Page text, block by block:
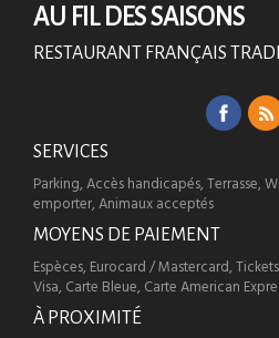
AU FIL DES SAISONS
RESTAURANT FRANÇAIS
SERVICES
Parking, Accès handicapés, Terrasse,
emporter, Animaux acceptés
MOYENS DE PAIEMENT
Espèces, Eurocard / Mastercard,
Visa, Carte Bleue, Carte American
À PROXIMITÉ